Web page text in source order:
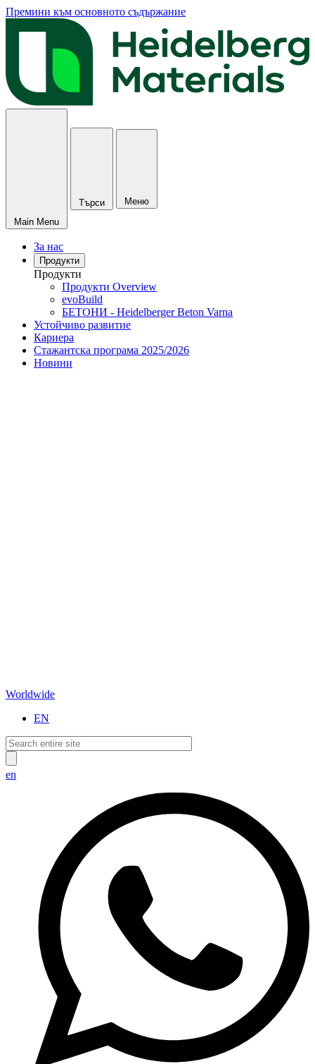
Премини към основното съдържание
Main Menu
Търси Меню
За нас
Продукти
Продукти
Продукти Overview
evoBuild
БЕТОНИ - Heidelberger Beton Varna
Устойчиво развитие
Кариера
Стажантска програма 2025/2026
Новини
Worldwide
EN
en